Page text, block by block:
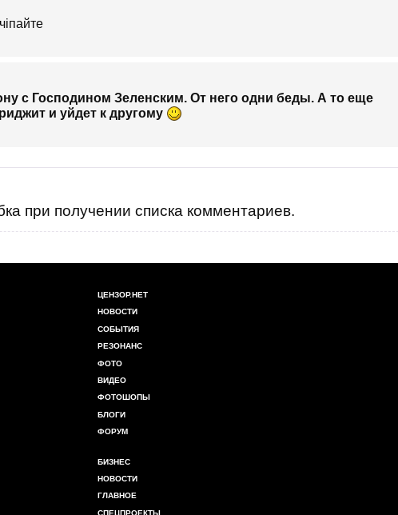
с Господином Зеленским. От него одни беды. А то еще
и уйдет к другому
при получении списка комментариев.
ЦЕНЗОР.НЕТ
НОВОСТИ
СОБЫТИЯ
РЕЗОНАНС
ФОТО
ВИДЕО
ФОТОШОПЫ
БЛОГИ
ФОРУМ
БИЗНЕС
НОВОСТИ
ГЛАВНОЕ
СПЕЦПРОЕКТЫ